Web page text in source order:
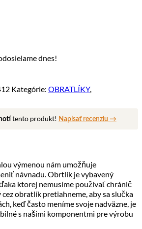
dnes!
Kategórie: OBRATLÍKY,
tento produkt! Napísať recenziu →
výmenou nám umožňuje
návnadu. Obrtlík je vybavený
ktorej nemusíme používať chránič
obratlík pretiahneme, aby sa slučka
keď často meníme svoje nadväzne, je
s našimi komponentmi pre výrobu